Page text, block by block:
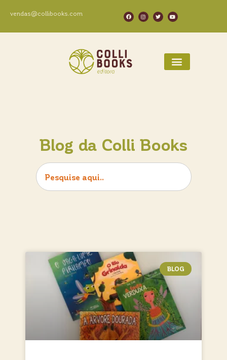
vendas@collibooks.com
Blog da Colli Books
BLOG